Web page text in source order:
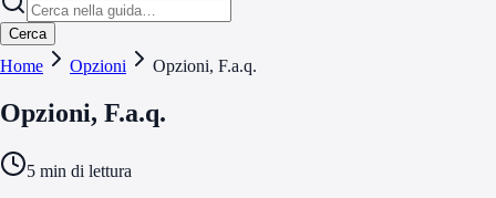
Cerca
Home Opzioni Opzioni, F.a.q.
Opzioni, F.a.q.
5 min di lettura